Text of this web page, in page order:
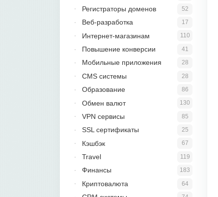
52
Регистраторы доменов
17
Веб-разработка
110
Интернет-магазинам
41
Повышение конверсии
28
Мобильные приложения
28
CMS системы
86
Образование
130
Обмен валют
85
VPN сервисы
25
SSL сертификаты
67
Кэшбэк
119
Travel
183
Финансы
64
Криптовалюта